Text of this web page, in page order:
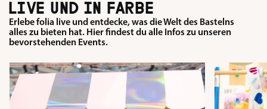
LIVE UND IN FARBE
Erlebe folia live und entdecke, was die Welt des Bastelns
alles zu bieten hat. Hier findest du alle Infos zu unseren
bevorstehenden Events.